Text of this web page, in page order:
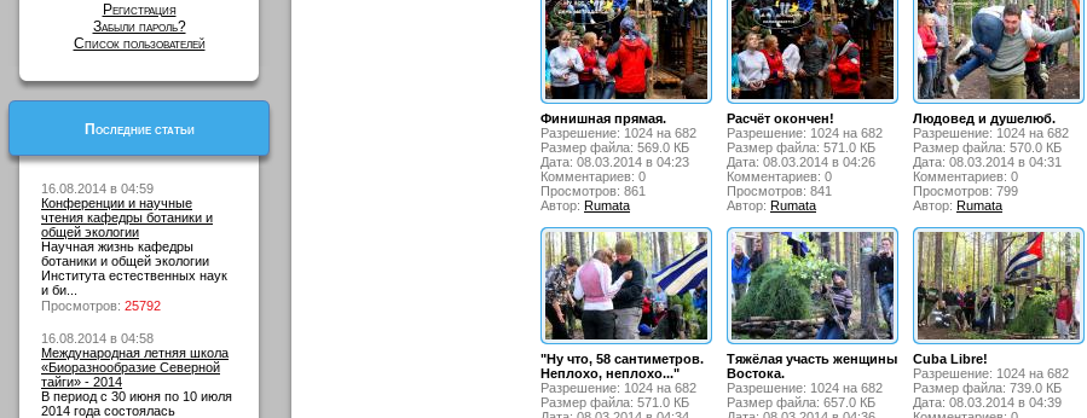
Регистрация
Забыли пароль?
Список пользователей
Последние статьи
16.08.2014 в 04:59
Конференции и научные
чтения кафедры ботаники и
общей экологии
Научная жизнь кафедры
ботаники и общей экологии
Института естественных наук
и би...
Просмотров: 25792
16.08.2014 в 04:58
Международная летняя школа
«Биоразнообразие Северной
тайги» - 2014
В период с 30 июня по 10 июля
2014 года состоялась
Финишная прямая.
Разрешение: 1024 на 682
Размер файла: 569.0 КБ
Дата: 08.03.2014 в 04:23
Комментариев: 0
Просмотров: 861
Автор: Rumata
Расчёт окончен!
Разрешение: 1024 на 682
Размер файла: 571.0 КБ
Дата: 08.03.2014 в 04:26
Комментариев: 0
Просмотров: 841
Автор: Rumata
Людовед и душелюб.
Разрешение: 1024 на 682
Размер файла: 570.0 КБ
Дата: 08.03.2014 в 04:31
Комментариев: 0
Просмотров: 799
Автор: Rumata
"Ну что, 58 сантиметров.
Неплохо, неплохо..."
Разрешение: 1024 на 682
Размер файла: 571.0 КБ
Тяжёлая участь женщины
Востока.
Разрешение: 1024 на 682
Размер файла: 657.0 КБ
Cuba Libre!
Разрешение: 1024 на 682
Размер файла: 739.0 КБ
Дата: 08.03.2014 в 04:39